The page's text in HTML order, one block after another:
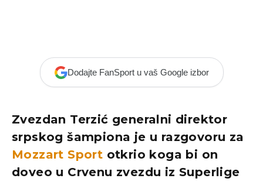
Dodajte FanSport u vaš Google izbor
Zvezdan Terzić generalni direktor
srpskog šampiona je u razgovoru za
Mozzart Sport otkrio koga bi on
doveo u Crvenu zvezdu iz Superlige